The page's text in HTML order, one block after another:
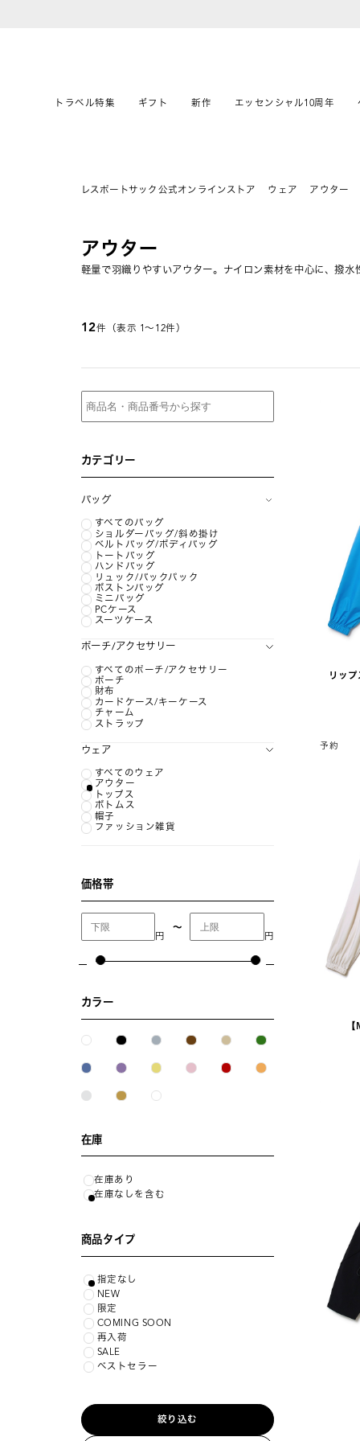
トラベル特集 ギフト 新作 エッセンシャル10周年
レスポートサック公式オンラインストア ウェア アウター
アウター
軽量で羽織りやすいアウター。ナイロン素材を中心に、撥
12件（表示 1〜12件）
カテゴリー
バッグ
すべてのバッグ
ショルダーバッグ/斜め掛け
ベルトバッグ/ボディバッグ
トートバッグ
ハンドバッグ
リュック/バックパック
ボストンバッグ
ミニバッグ
PCケース
スーツケース
ポーチ/アクセサリー
すべてのポーチ/アクセサリー
ポーチ
財布
カードケース/キーケース
チャーム
ストラップ
ウェア
すべてのウェア
アウター
トップス
ボトムス
帽子
ファッション雑貨
価格帯
円
〜
円
カラー
在庫
在庫あり
在庫なしを含む
商品タイプ
指定なし
NEW
限定
COMING SOON
再入荷
SALE
ベストセラー
絞り込む
リッ
予約